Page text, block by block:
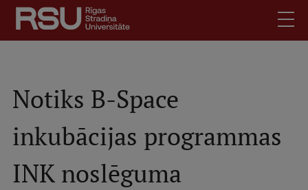
Pārlekt
galveno
saturu
Mobile
augšējā
izvēlne
Studentiem
Absolventiem
Notiks B-Space
inkubācijas programmas
INK noslēguma